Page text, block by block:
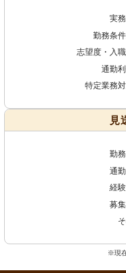
実
勤務条
志望度・入
通勤
特定業務
見
勤
通
経
募
※現